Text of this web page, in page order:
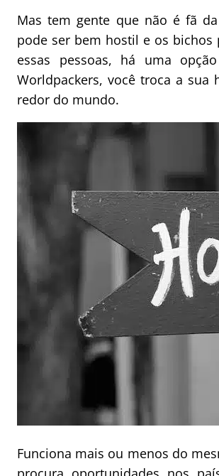
Mas tem gente que não é fã
pode ser bem hostil e os
essas pessoas, há uma
Worldpackers, você troca a
redor do mundo.
Funciona mais ou menos do